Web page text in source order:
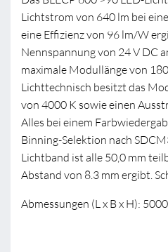
Lichtstrom von 640 lm bei
eine Effizienz von 96 lm/W
Nennspannung von 24 V DC
maximale Modullänge von
Lichttechnisch besitzt das
von 4000 K sowie einen
Alles bei einem
Binning-Selektion nach
Lichtband ist alle 50,0 mm
Abstand von 8.3 mm ergibt.
Abmessungen (L x B x H):